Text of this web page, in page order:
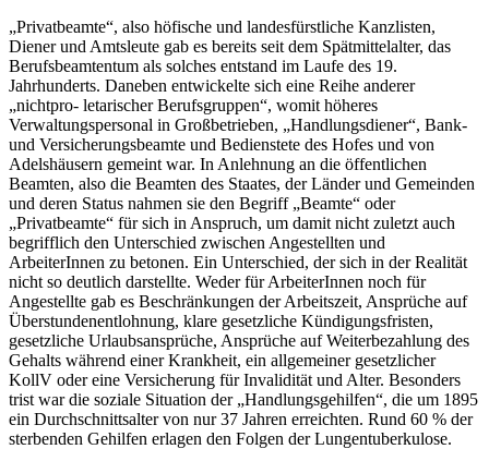
„Privatbeamte“, also höfische und landesfürstliche Kanzlisten,
Diener und Amtsleute gab es bereits seit dem Spätmittelalter, das
Berufsbeamtentum als solches entstand im Laufe des 19.
Jahrhunderts. Daneben entwickelte sich eine Reihe anderer
„nichtpro- letarischer Berufsgruppen“, womit höheres
Verwaltungspersonal in Großbetrieben, „Handlungsdiener“, Bank-
und Versicherungsbeamte und Bedienstete des Hofes und von
Adelshäusern gemeint war. In Anlehnung an die öffentlichen
Beamten, also die Beamten des Staates, der Länder und Gemeinden
und deren Status nahmen sie den Begriff „Beamte“ oder
„Privatbeamte“ für sich in Anspruch, um damit nicht zuletzt auch
begrifflich den Unterschied zwischen Angestellten und
ArbeiterInnen zu betonen. Ein Unterschied, der sich in der Realität
nicht so deutlich darstellte. Weder für ArbeiterInnen noch für
Angestellte gab es Beschränkungen der Arbeitszeit, Ansprüche auf
Überstundenentlohnung, klare gesetzliche Kündigungsfristen,
gesetzliche Urlaubsansprüche, Ansprüche auf Weiterbezahlung des
Gehalts während einer Krankheit, ein allgemeiner gesetzlicher
KollV oder eine Versicherung für Invalidität und Alter. Besonders
trist war die soziale Situation der „Handlungsgehilfen“, die um 1895
ein Durchschnittsalter von nur 37 Jahren erreichten. Rund 60 % der
sterbenden Gehilfen erlagen den Folgen der Lungentuberkulose.